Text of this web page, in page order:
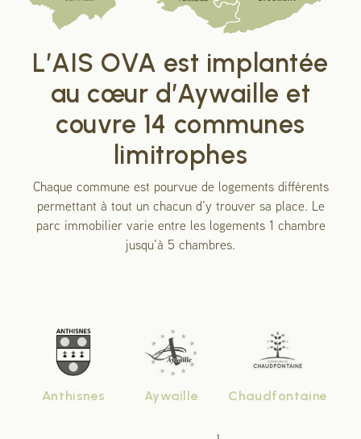
L’AIS OVA est implantée
au cœur d’Aywaille et
couvre 14 communes
limitrophes
Chaque commune est pourvue de logements différents
permettant à tout un chacun d’y trouver sa place. Le
parc immobilier varie entre les logements 1 chambre
jusqu’à 5 chambres.
Anthisnes Aywaille Chaudfontaine